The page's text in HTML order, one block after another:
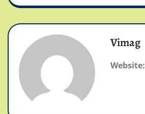
Vimag
Website: